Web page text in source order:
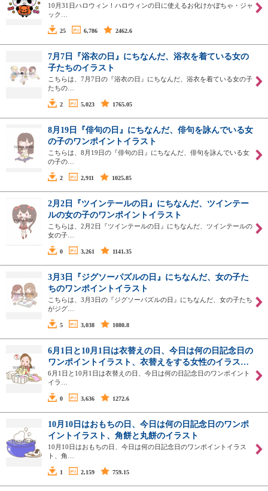
10月31日ハロウィン！ハロウィンの日に使えるお化けかぼちゃ・ジャ
ック…
25 6,786 2462.6
7月7日『浴衣の日』にちなんだ、浴衣を着ている女の
子たちのイラスト
こちらは、7月7日の『浴衣の日』にちなんだ、浴衣を着ている女の子
たちの…
2 5,023 1765.05
8月19日『俳句の日』にちなんだ、俳句を詠んでいる女
の子のワンポイントイラスト
こちらは、8月19日の『俳句の日』にちなんだ、俳句を詠んでいる女
の子の…
2 2,911 1025.85
2月2日『ツインテールの日』にちなんだ、ツインテー
ルの女の子のワンポイントイラスト
こちらは、2月2日『ツインテールの日』にちなんだ、ツインテールの
女の子…
0 3,261 1141.35
3月3日『ジグソーパズルの日』にちなんだ、女の子た
ちのワンポイントイラスト
こちらは、3月3日の『ジグソーパズルの日』にちなんだ、女の子たち
がジグ…
5 3,038 1080.8
6月1日と10月1日は衣替えの日、今日は何の日記念日の
ワンポイントイラスト、衣替えをする女性のイラス…
6月1日と10月1日は衣替えの日、今日は何の日記念日のワンポイント
イラ…
0 3,636 1272.6
10月10日はおもちの日、今日は何の日記念日のワンポ
イントイラスト、角餅と丸餅のイラスト
10月10日はおもちの日、今日は何の日記念日のワンポイントイラス
ト、角…
1 2,159 759.15